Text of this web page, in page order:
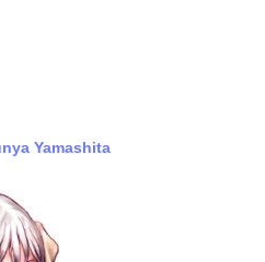
Yamashita